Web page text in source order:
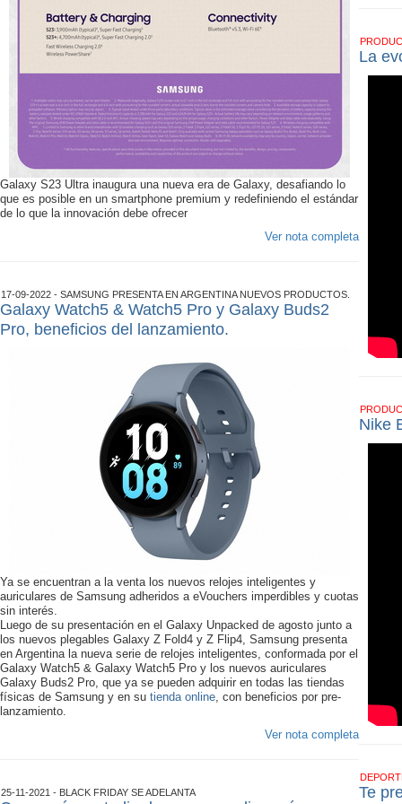
Galaxy S23 Ultra inaugura una nueva era de Galaxy, desafiando lo
que es posible en un smartphone premium y redefiniendo el estándar
de lo que la innovación debe ofrecer
Ver nota completa
17-09-2022 - SAMSUNG PRESENTA EN ARGENTINA NUEVOS PRODUCTOS.
Galaxy Watch5 & Watch5 Pro y Galaxy Buds2
Pro, beneficios del lanzamiento.
Ya se encuentran a la venta los nuevos relojes inteligentes y
auriculares de Samsung adheridos a eVouchers imperdibles y cuotas
sin interés.
Luego de su presentación en el Galaxy Unpacked de agosto junto a
los nuevos plegables Galaxy Z Fold4 y Z Flip4, Samsung presenta
en Argentina la nueva serie de relojes inteligentes, conformada por el
Galaxy Watch5 & Galaxy Watch5 Pro y los nuevos auriculares
Galaxy Buds2 Pro, que ya se pueden adquirir en todas las tiendas
físicas de Samsung y en su tienda online, con beneficios por pre-
lanzamiento.
Ver nota completa
25-11-2021 - BLACK FRIDAY SE ADELANTA
La
Nike
Te